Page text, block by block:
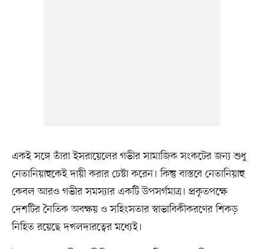
একই সঙ্গে তাঁরা ইসরায়েলের গভীর সামাজিক সংকটের জন্য শুধু
নেতানিয়াহুকেই দায়ী করার চেষ্টা করেন। কিন্তু বাস্তবে নেতানিয়াহু
কেবল আরও গভীর সমস্যার একটি উপসর্গমাত্র। প্রকৃতপক্ষে
দেশটির নৈতিক অবক্ষয় ও সহিংসতার স্বাভাবিকীকরণের শিকড়
নিহিত রয়েছে দখলদারত্বের মধ্যেই।